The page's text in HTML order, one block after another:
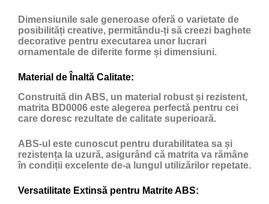
Dimensiunile sale generoase oferă o varietate de
posibilități creative, permitându-ți să creezi baghete
decorative pentru executarea unor lucrari
ornamentale de diferite forme și dimensiuni.
Material de Înaltă Calitate:
Construită din ABS, un material robust și rezistent,
matrita BD0006 este alegerea perfectă pentru cei
care doresc rezultate de calitate superioară.
ABS-ul este cunoscut pentru durabilitatea sa și
rezistența la uzură, asigurând că matrita va rămâne
în condiții excelente de-a lungul utilizărilor repetate.
Versatilitate Extinsă pentru Matrite ABS: